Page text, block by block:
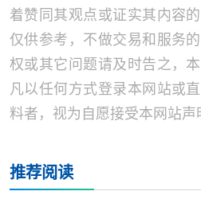
着赞同其观点或证实其内容
仅供参考，不做交易和服务
权或其它问题请及时告之，
凡以任何方式登录本网站或
料者，视为自愿接受本网站声
推荐阅读